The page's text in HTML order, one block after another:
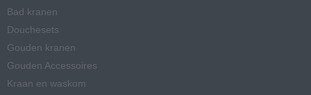
Bad kranen
Douchesets
Gouden kranen
Gouden Accessoires
Kraan en waskom